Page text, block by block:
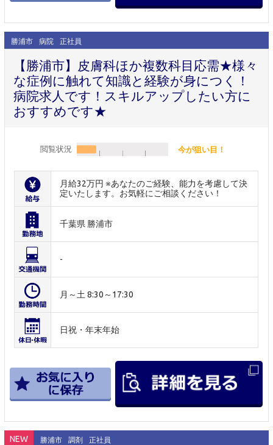
勝浦市 病院 正社員
【勝浦市】皮膚科ほか複数科目応需★様々
な症例に触れて知識と経験が身につく！
病院求人です！スキルアップしたい方に
おすすめです★
閲覧状況 今が狙い目！
月給32万円 ※あなたのご経験、能力を考慮して決
定いたします。お気軽にご相談ください！
千葉県 勝浦市
-
月～土 8:30～17:30
日祝・年末年始
NEW 勝浦市 調剤 正社員